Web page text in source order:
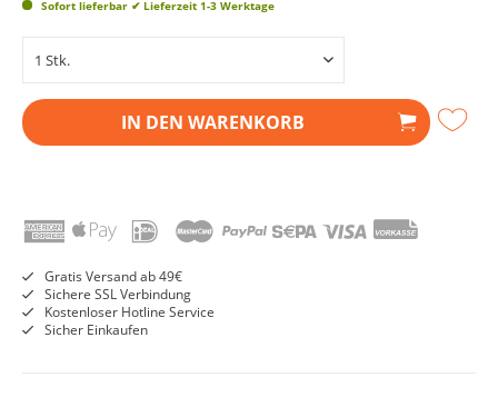
Sofort lieferbar ✔ Lieferzeit 1-3 Werktage
IN DEN WARENKORB
Gratis Versand ab 49€
Sichere SSL Verbindung
Kostenloser Hotline Service
Sicher Einkaufen